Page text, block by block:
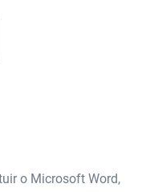
o Microsoft Word,